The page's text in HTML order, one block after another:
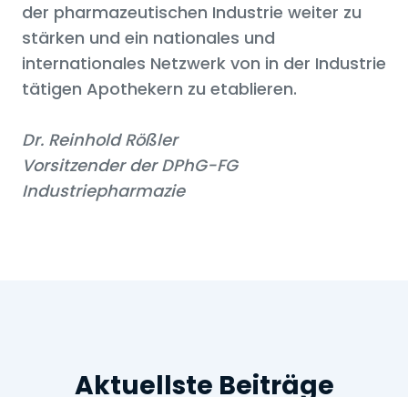
der pharmazeutischen Industrie weiter zu
stärken und ein nationales und
internationales Netzwerk von in der Industrie
tätigen Apothekern zu etablieren.
Dr. Reinhold Rößler
Vorsitzender der DPhG-FG
Industriepharmazie
Aktuellste Beiträge